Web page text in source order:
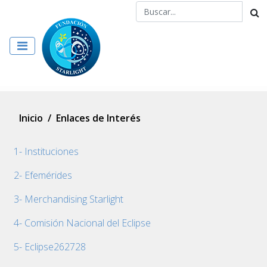
Inicio / Enlaces de Interés
1- Instituciones
2- Efemérides
3- Merchandising Starlight
4- Comisión Nacional del Eclipse
5- Eclipse262728